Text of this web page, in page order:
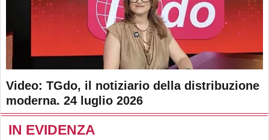
Video: TGdo, il notiziario della distribuzione
moderna. 24 luglio 2026
IN EVIDENZA